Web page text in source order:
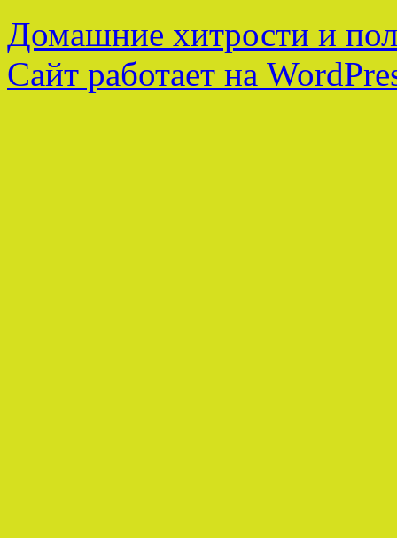
Домашние хитрости и
Сайт работает на